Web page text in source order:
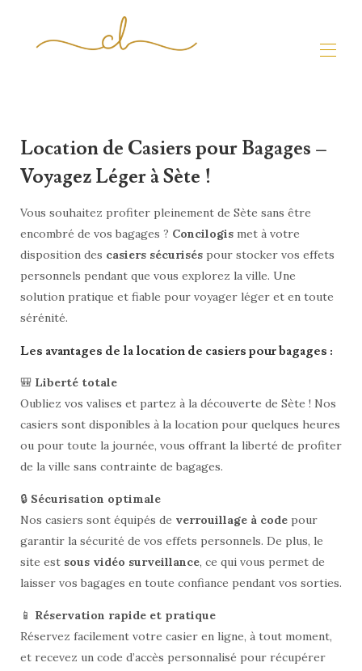
Propiedades
Experiencias únicas
Propietarios ✍︎
Location de Casiers pour Bagages –
Voyagez Léger à Sète !
Vous souhaitez profiter pleinement de Sète sans être
encombré de vos bagages ? Concilogismet à votre
disposition des casiers sécuriséspour stocker vos effets
personnels pendant que vous explorez la ville. Une
solution pratique et fiable pour voyager léger et en toute
sérénité.
Les avantages de la location de casiers pour bagages :
🎒 Liberté totale
Oubliez vos valises et partez à la découverte de Sète ! Nos
casiers sont disponibles à la location pour quelques heures
ou pour toute la journée, vous offrant la liberté de profiter
de la ville sans contrainte de bagages.
🔒 Sécurisation optimale
Nos casiers sont équipés de verrouillage à codepour
garantir la sécurité de vos effets personnels. De plus, le
site est sous vidéo surveillance, ce qui vous permet de
laisser vos bagages en toute confiance pendant vos sorties.
📱 Réservation rapide et pratique
Réservez facilement votre casier en ligne, à tout moment,
et recevez un code d’accès personnalisé pour récupérer